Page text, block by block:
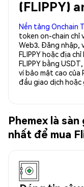
(FLIPPY)
Nền tảng Onchain
token on-chain chỉ
Web3. Đăng nhập,
FLIPPY hoặc địa
FLIPPY bằng
ví bảo mật cao của
đầu giao dịch hoặc
Phemex là
nhất để mua